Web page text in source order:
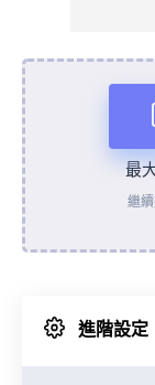
最
繼
進階設定